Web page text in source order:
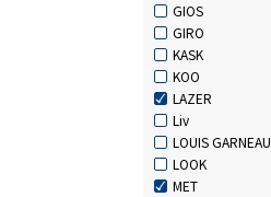
GIOS
GIRO
KASK
KOO
LAZER
Liv
LOUIS GARNEAU
LOOK
MET